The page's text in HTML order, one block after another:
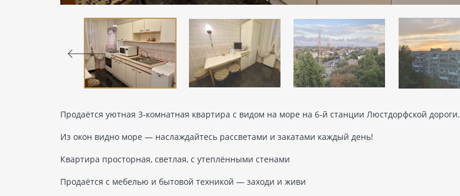
Продаётся уютная 3-комнатная квартира с видом на море на 6-й станции Люстдорфской дороги.
Из окон видно море — наслаждайтесь рассветами и закатами каждый день!
Квартира просторная, светлая, с утеплёнными стенами
Продаётся с мебелью и бытовой техникой — заходи и живи